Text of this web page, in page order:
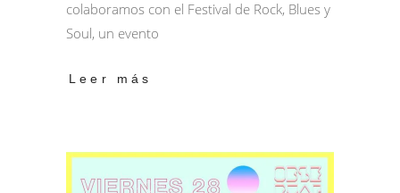
colaboramos con el Festival de Rock, Blues y
Soul, un evento
Leer más